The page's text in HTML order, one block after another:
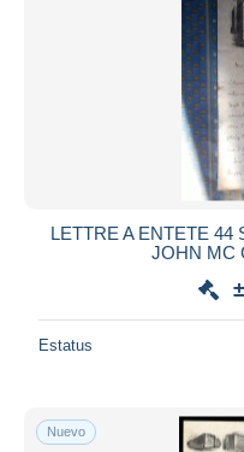
LETTRE A ENTETE 44
JOHN MC
Estatus
Nuevo